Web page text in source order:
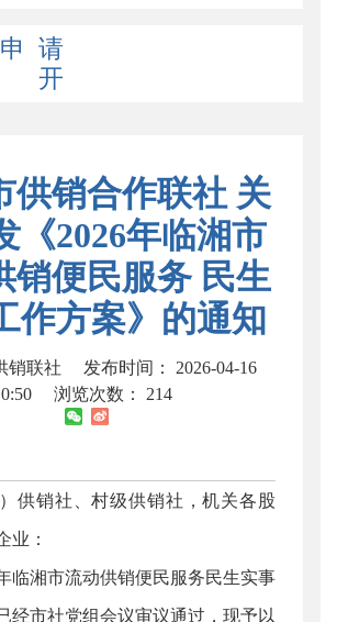
请
开
供销合作联社 关
《2026年临湘市
销便民服务 民生
作方案》的通知
销联社
发布时间： 2026-04-16
浏览次数： 214
供销社、村级供销社，机关各股
业：
湘市流动供销便民服务民生实事
经市社党组会议审议通过，现予以